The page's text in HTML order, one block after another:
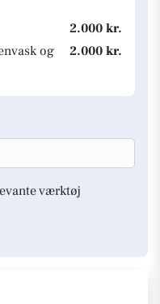
2.000 kr.
og
2.000 kr.
værktøj